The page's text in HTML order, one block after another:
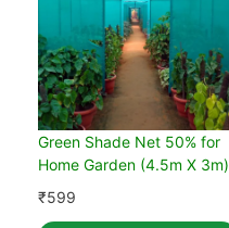
Green Shade Net 50% for
Home Garden (4.5m X 3m)
₹599